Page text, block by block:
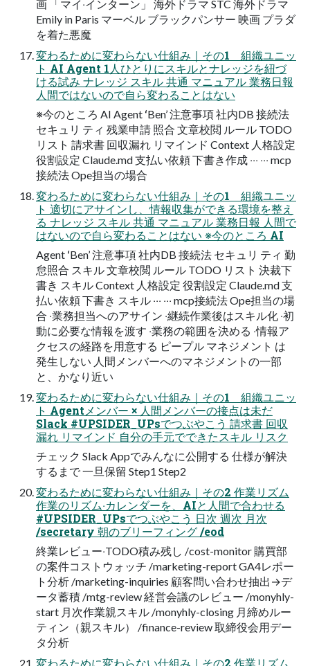
画 「マイ‧インターン」 海外ドラマ STC 海外ドラマ
Emily in Paris マーベル ブラックパンサー 映画 プラダ
を着た悪魔
変わるために変わらない仕組み｜その1 組織ユニッ
ト AI Agent 1⼈ひとりにスキルとナレッジを紐づ
ける試み ナレッジ スキル 共通 マニュアル 業務⽇報
⼈間ではないので⾃ら変わることはない
※今のところ AI Agent ʻBen’ 注意事項 社内DB 接続法
セキュリ ティ 残業申請 照合 ⽂章校閲 ルール TODO
リスト 請求書 回収漏れ リマインド Context ⼈格設定
役割設定 Claude.md ⽀払い依頼 下書き作成 ‧‧‧ ‧‧‧ mcp
接続法 Ope担当の場合
変わるために変わらない仕組み｜その1 組織ユニッ
ト 適切にアサインし、情報収集ができる環境を整え
る ナレッジ スキル 共通 マニュアル 業務⽇報 ⼈間で
はないので⾃ら変わることはない ※今のところ AI
Agent ʻBen’ 注意事項 社内DB 接続法 セキュリ ティ 勤
怠照合 スキル ⽂章校閲 ルール TODO リスト 決裁下
書き スキル Context ⼈格設定 役割設定 Claude.md ⽀
払い依頼 下書き スキル ‧‧‧ ‧‧‧ mcp接続法 Ope担当の場
合 ‧業務担当へのアサイン ‧継続作業後はスキル化 ‧初
動に必要な情報を渡す ‧業務の範囲を決める ‧情報ア
クセスの経路を⽤意する ピープル マネジメント は
発⽣しない ⼈間メンバーへのマネジメントの⼀部
と、かなり近い
変わるために変わらない仕組み｜その1 組織ユニッ
ト Agentメンバー × ⼈間メンバーの接点は未だ
Slack #UPSIDER_UPsでつぶやこう 請求書 回収
漏れ リマインド ⾃分の⼿元でできたスキル リスク
チェック Slack Appでみんなに公開する 仕様が解決
するまで ⼀旦保留 Step1 Step2
変わるために変わらない仕組み｜その2 作業リズム
作業のリズム‧カレンダーを、AIと⼈間で合わせる
#UPSIDER_UPsでつぶやこう ⽇次 週次 ⽉次
/secretary 朝のブリーフィング /eod
終業レビュー‧TODO積み残し /cost-monitor 購買部
の案件コストウォッチ /marketing-report GA4レポー
ト分析 /marketing-inquiries 顧客問い合わせ抽出→デ
ータ蓄積 /mtg-review 経営会議のレビュー /monyhly-
start ⽉次作業親スキル /monyhly-closing ⽉締めルー
ティン（親スキル） /finance-review 取締役会⽤デー
タ分析